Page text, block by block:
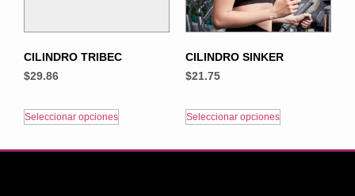
CILINDRO TRIBEC
$29.86
Seleccionar opciones
CILINDRO SINKER
$21.75
Seleccionar opciones